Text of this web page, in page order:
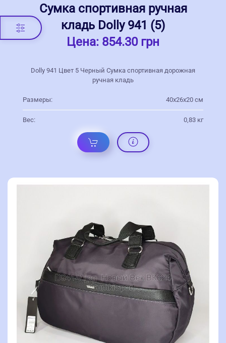
Сумка спортивная ручная
кладь Dolly 941 (5)
Цена: 854.30 грн
Dolly 941 Цвет 5 Черный Сумка спортивная дорожная
ручная кладь
Размеры: 40х26х20 см
Вес: 0,83 кг